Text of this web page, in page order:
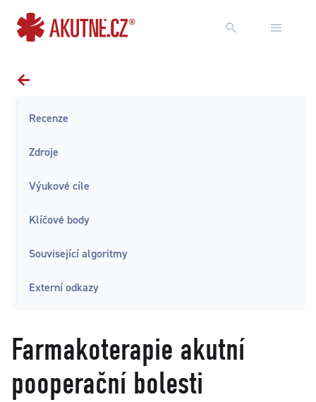
Farmakoterapie akutní
pooperační bolesti
Recenze
Zdroje
Výukové cíle
Klíčové body
Související algoritmy
Externí odkazy